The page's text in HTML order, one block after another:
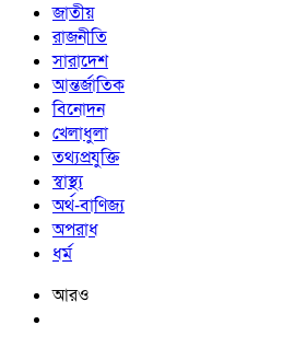
জাতীয়
রাজনীতি
সারাদেশ
আন্তর্জাতিক
বিনোদন
খেলাধুলা
তথ্যপ্রযুক্তি
স্বাস্থ্য
অর্থ-বাণিজ্য
অপরাধ
ধর্ম
আরও